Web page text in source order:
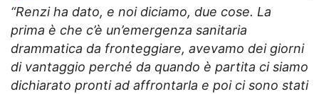
“Renzi ha dato, e noi diciamo, due cose. La
prima è che c’è un’emergenza sanitaria
drammatica da fronteggiare, avevamo dei giorni
di vantaggio perché da quando è partita ci siamo
dichiarato pronti ad affrontarla e poi ci sono stati